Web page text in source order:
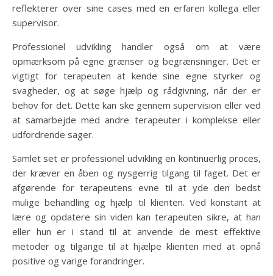
reflekterer over sine cases med en erfaren kollega eller
supervisor.
Professionel udvikling handler også om at være
opmærksom på egne grænser og begrænsninger. Det er
vigtigt for terapeuten at kende sine egne styrker og
svagheder, og at søge hjælp og rådgivning, når der er
behov for det. Dette kan ske gennem supervision eller ved
at samarbejde med andre terapeuter i komplekse eller
udfordrende sager.
Samlet set er professionel udvikling en kontinuerlig proces,
der kræver en åben og nysgerrig tilgang til faget. Det er
afgørende for terapeutens evne til at yde den bedst
mulige behandling og hjælp til klienten. Ved konstant at
lære og opdatere sin viden kan terapeuten sikre, at han
eller hun er i stand til at anvende de mest effektive
metoder og tilgange til at hjælpe klienten med at opnå
positive og varige forandringer.